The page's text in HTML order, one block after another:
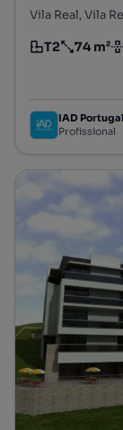
Vila Real, Vila
Tipologia
T2
Preço por74 m²
Andar
IAD Portugal
Profissional